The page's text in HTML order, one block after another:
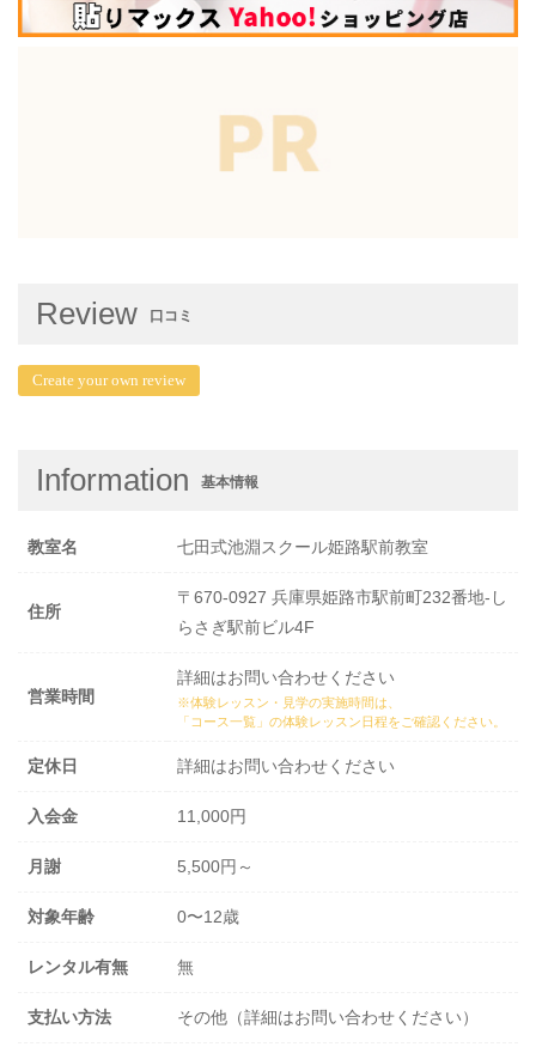
Review 口コミ
Create your own review
Information 基本情報
教室名 七田式池淵スクール姫路駅前教室
住所
〒670-0927 兵庫県姫路市駅前町232番地‐し
らさぎ駅前ビル4F
営業時間
詳細はお問い合わせください
※体験レッスン・見学の実施時間は、
「コース一覧」の体験レッスン日程をご確認ください。
定休日 詳細はお問い合わせください
入会金 11,000円
月謝 5,500円～
対象年齢 0〜12歳
レンタル有無 無
支払い方法 その他（詳細はお問い合わせください）